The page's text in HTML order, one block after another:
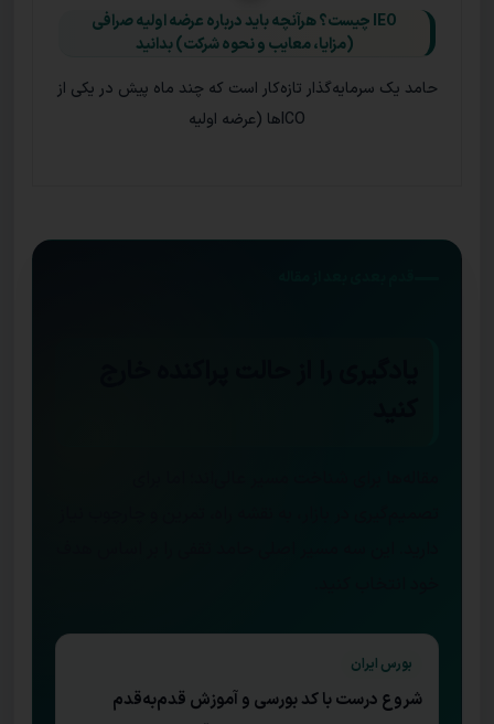
IEO چیست؟ هرآنچه باید درباره عرضه اولیه صرافی
(مزایا، معایب و نحوه شرکت) بدانید
حامد یک سرمایه‌گذار تازه‌کار است که چند ماه پیش در یکی از
ICOها (عرضه اولیه
بورس ایران
شروع درست با کد بورسی و آموزش قدم‌به‌قدم